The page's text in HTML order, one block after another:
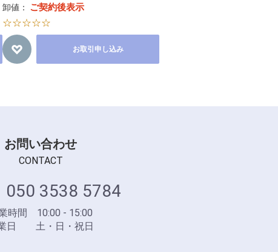
卸値： ご契約後表示
☆☆☆☆☆
お取引申し込み
お問い合わせ
CONTACT
050 3538 5784
時間 10:00 - 15:00
日 土・日・祝日